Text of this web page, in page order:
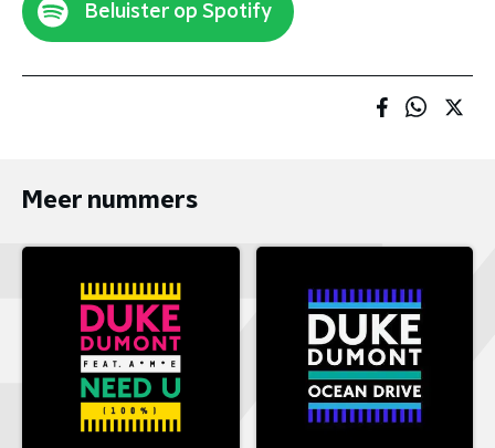
Beluister op Spotify
Meer nummers